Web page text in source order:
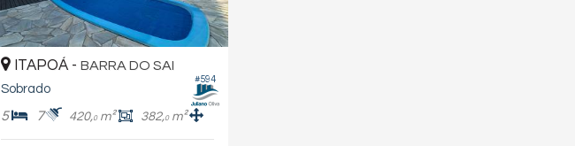
#594
ITAPOÁ - BARRA DO SAI
Sobrado
5 7 420,0m² 382,0m²